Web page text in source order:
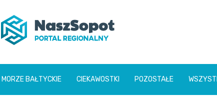
www.naszsopot.pl
MORZE BAŁTYCKIE CIEKAWOSTKI POZOSTAŁE